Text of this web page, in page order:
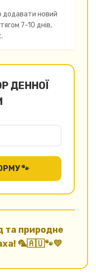
додавати новий
7-10 днів,
ДЕННОЇ
🐾
та природне
🦜🇦🇺🐾💛